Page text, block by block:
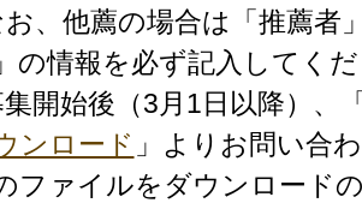
、他薦の場合は「推薦者
の情報を必ず記入してく
開始後（3月1日以降）、
ンロード 」よりお問い合
ファイルをダウンロード